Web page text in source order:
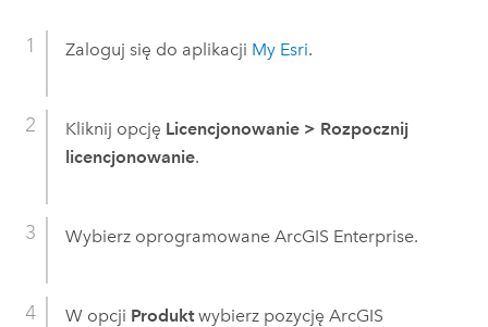
Zaloguj się do aplikacji My Esri.
Kliknij opcję Licencjonowanie > Rozpocznij
licencjonowanie.
Wybierz oprogramowane ArcGIS Enterprise.
W opcji Produktwybierz pozycję ArcGIS